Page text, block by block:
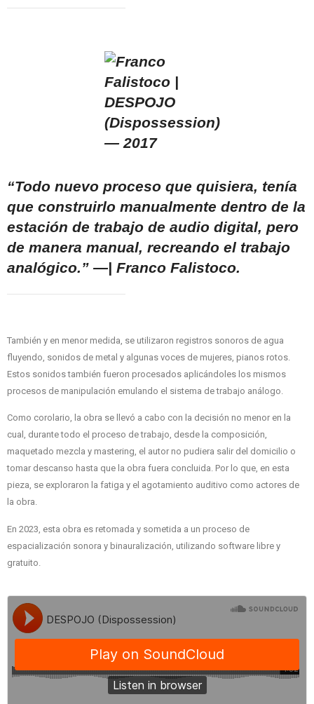
“Todo nuevo proceso que quisiera, tenía
que construirlo manualmente dentro de la
estación de trabajo de audio digital, pero
de manera manual, recreando el trabajo
analógico.” —| Franco Falistoco.
También y en menor medida, se utilizaron registros sonoros de agua
fluyendo, sonidos de metal y algunas voces de mujeres, pianos rotos.
Estos sonidos también fueron procesados aplicándoles los mismos
procesos de manipulación emulando el sistema de trabajo análogo.
Como corolario, la obra se llevó a cabo con la decisión no menor en la
cual, durante todo el proceso de trabajo, desde la composición,
maquetado mezcla y mastering, el autor no pudiera salir del domicilio o
tomar descanso hasta que la obra fuera concluida. Por lo que, en esta
pieza, se exploraron la fatiga y el agotamiento auditivo como actores de
la obra.
En 2023, esta obra es retomada y sometida a un proceso de
espacialización sonora y binauralización, utilizando software libre y
gratuito.